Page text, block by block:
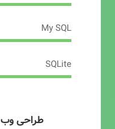
My SQL
SQLite
طراحی وب